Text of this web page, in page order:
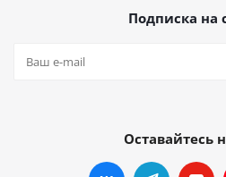
Подписка на
Оставайтесь